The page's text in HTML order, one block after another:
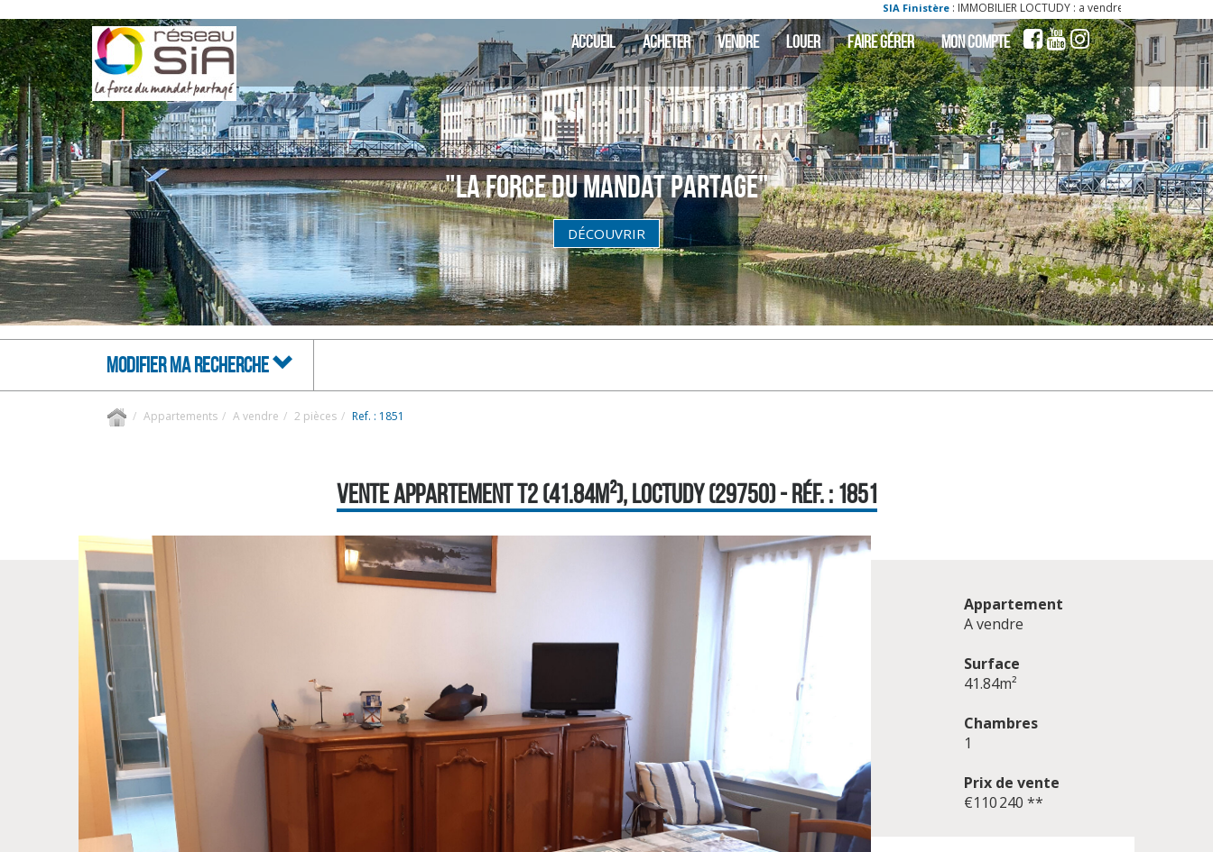
: IMMOBILIER LOCTUDY : a vendre - vente - acheter - ach appartement
ACCUEIL ACHETER VENDRE LOUER FAIRE GÉRER MON COMPTE
"La Force du Mandat partagé"
DÉCOUVRIR
MODIFIER MA RECHERCHE
Appartements A vendre 2 pièces Ref. : 1851
VENTE APPARTEMENT T2 (41.84M²), LOCTUDY (29750) - RÉF. : 1851
Appartement
A vendre
Surface
41.84m²
Chambres
1
Prix de vente
€110 240 **